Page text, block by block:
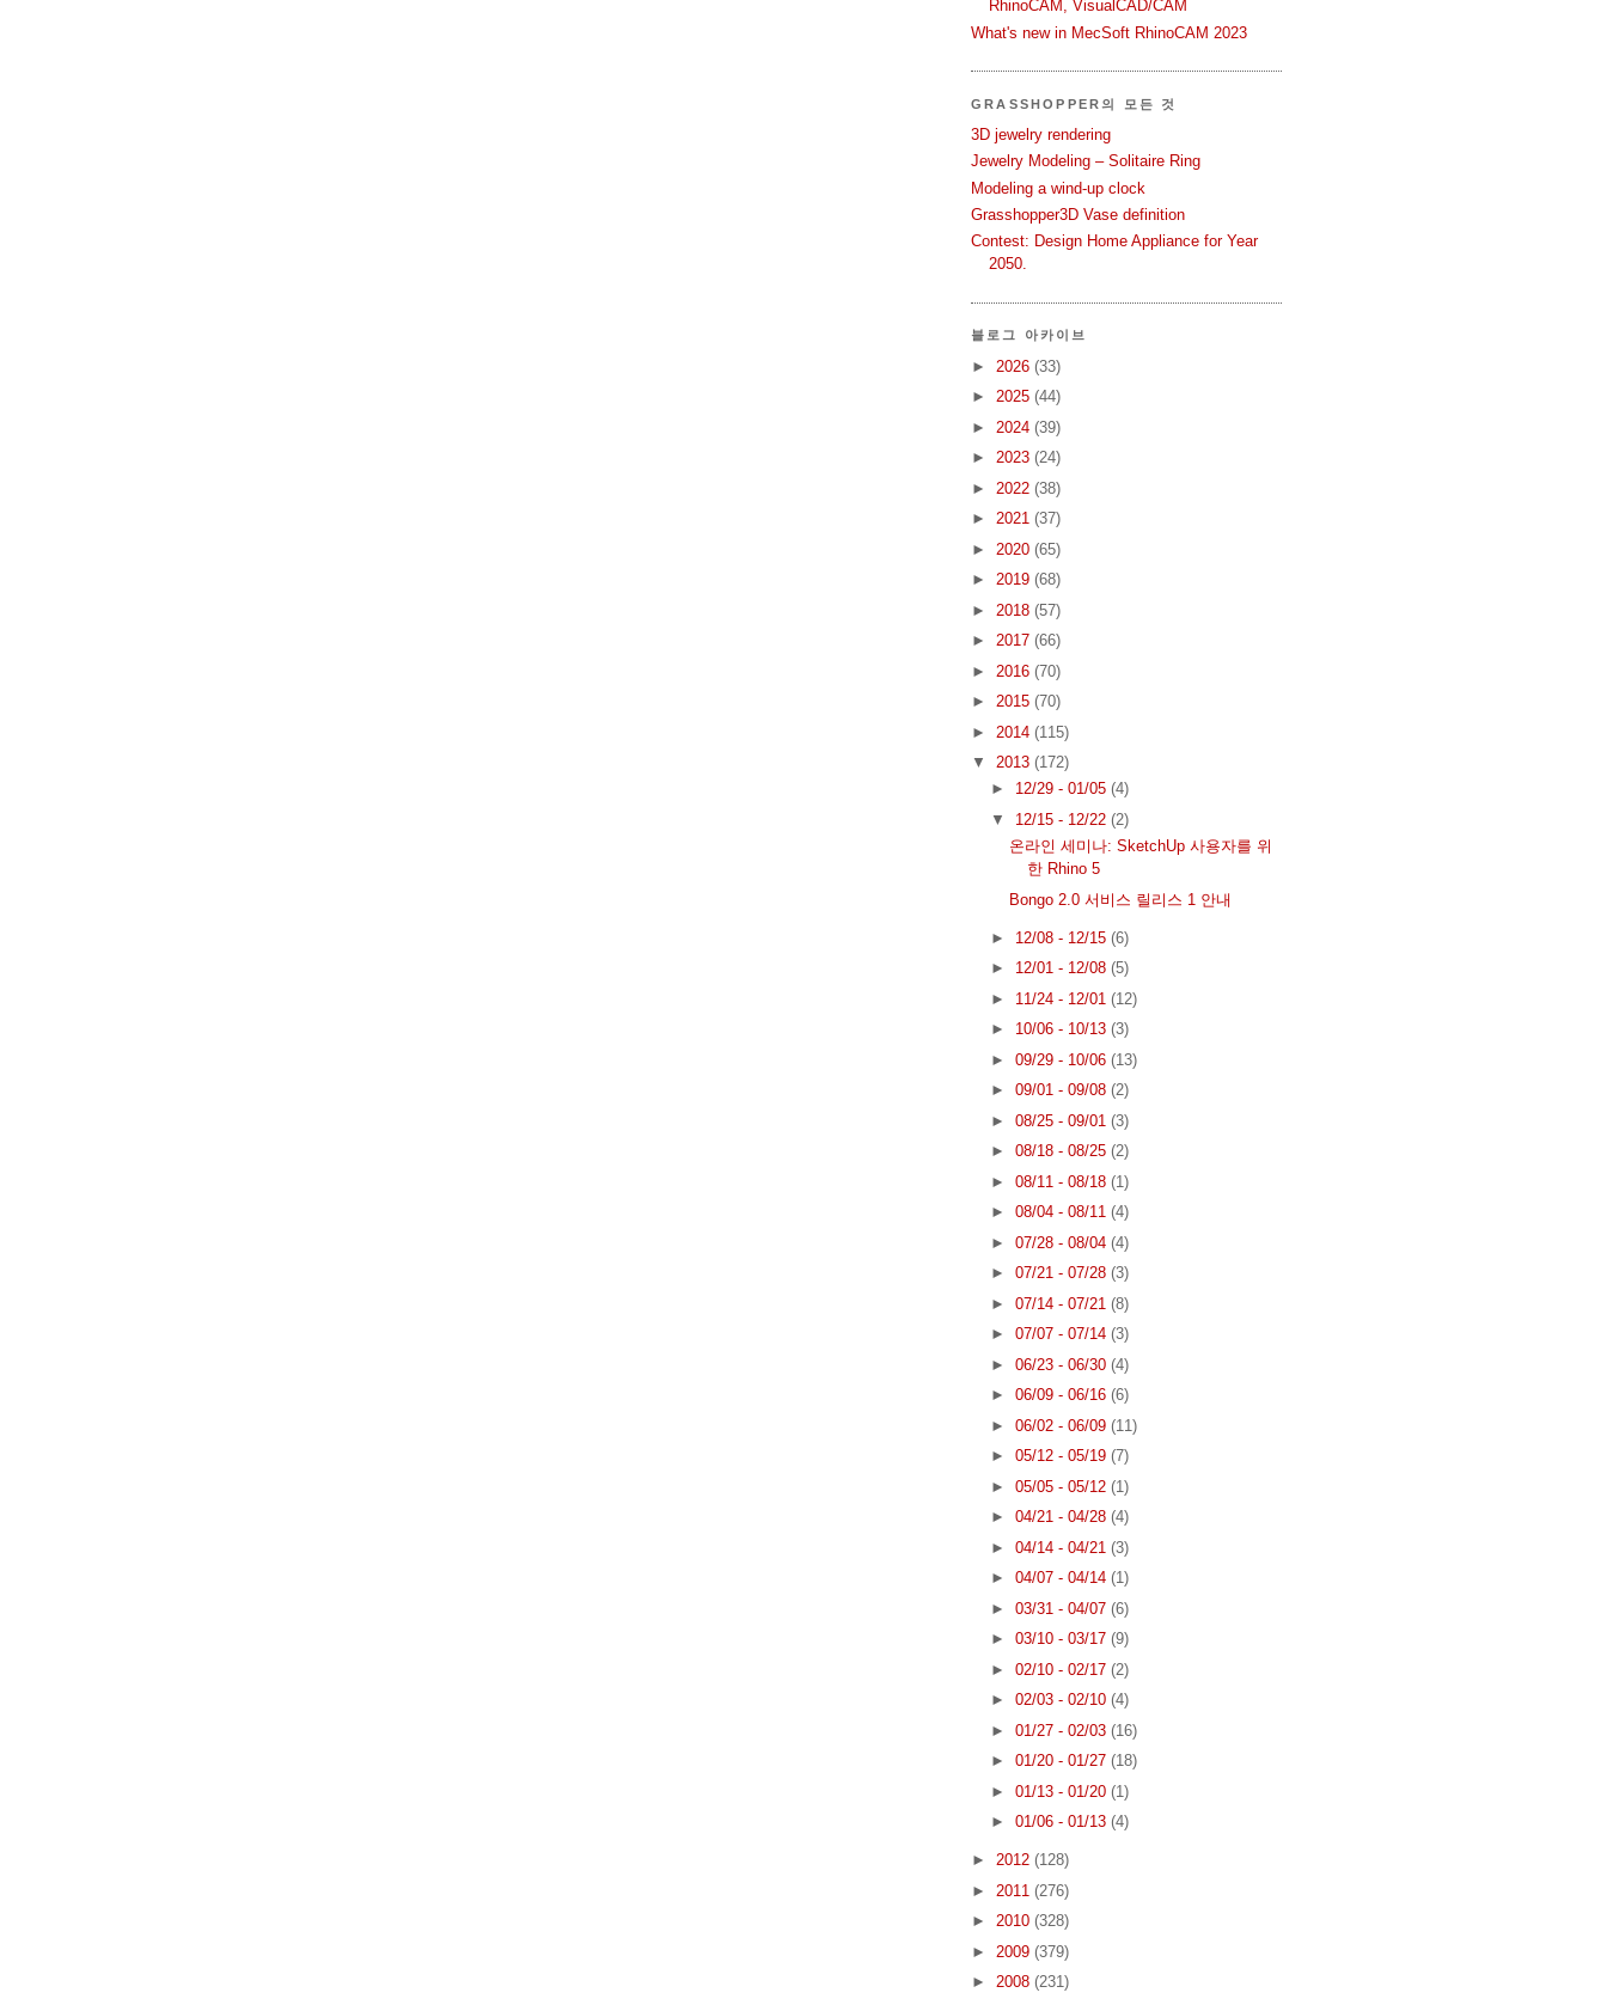
RhinoCAM, VisualCAD/CAM
What's new in MecSoft RhinoCAM 2023
GRASSHOPPER의 모든 것
3D jewelry rendering
Jewelry Modeling – Solitaire Ring
Modeling a wind-up clock
Grasshopper3D Vase definition
Contest: Design Home Appliance for Year
2050.
블로그 아카이브
► 2026 (33)
► 2025 (44)
► 2024 (39)
► 2023 (24)
► 2022 (38)
► 2021 (37)
► 2020 (65)
► 2019 (68)
► 2018 (57)
► 2017 (66)
► 2016 (70)
► 2015 (70)
► 2014 (115)
▼ 2013 (172)
► 12/29 - 01/05 (4)
▼ 12/15 - 12/22 (2)
온라인 세미나: SketchUp 사용자를 위
한 Rhino 5
Bongo 2.0 서비스 릴리스 1 안내
► 12/08 - 12/15 (6)
► 12/01 - 12/08 (5)
► 11/24 - 12/01 (12)
► 10/06 - 10/13 (3)
► 09/29 - 10/06 (13)
► 09/01 - 09/08 (2)
► 08/25 - 09/01 (3)
► 08/18 - 08/25 (2)
► 08/11 - 08/18 (1)
► 08/04 - 08/11 (4)
► 07/28 - 08/04 (4)
► 07/21 - 07/28 (3)
► 07/14 - 07/21 (8)
► 07/07 - 07/14 (3)
► 06/23 - 06/30 (4)
► 06/09 - 06/16 (6)
► 06/02 - 06/09 (11)
► 05/12 - 05/19 (7)
► 05/05 - 05/12 (1)
► 04/21 - 04/28 (4)
► 04/14 - 04/21 (3)
► 04/07 - 04/14 (1)
► 03/31 - 04/07 (6)
► 03/10 - 03/17 (9)
► 02/10 - 02/17 (2)
► 02/03 - 02/10 (4)
► 01/27 - 02/03 (16)
► 01/20 - 01/27 (18)
► 01/13 - 01/20 (1)
► 01/06 - 01/13 (4)
► 2012 (128)
► 2011 (276)
► 2010 (328)
► 2009 (379)
► 2008 (231)